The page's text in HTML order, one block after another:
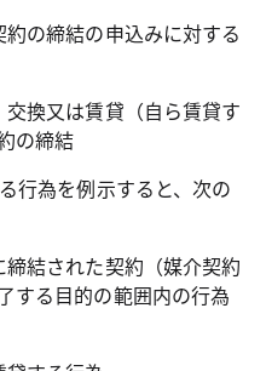
の締結の申込みに対する
換又は賃貸（自ら賃貸す
の締結
為を例示すると、次の
結された契約（媒介契約
する目的の範囲内の行為